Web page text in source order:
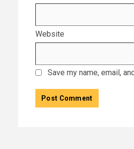
Website
Save my name, email,